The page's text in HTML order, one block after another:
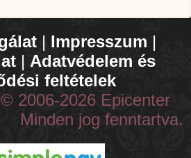
| Impresszum |
| Adatvédelem és
feltételek
2006-2026 Epicenter
Minden jog fenntartva.